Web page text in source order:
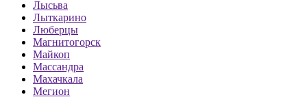
Лысьва
Лыткарино
Люберцы
Магнитогорск
Майкоп
Массандра
Махачкала
Мегион